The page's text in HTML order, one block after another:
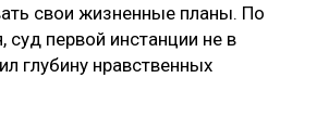
свои жизненные планы. По
суд первой инстанции не в
глубину нравственных